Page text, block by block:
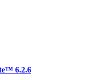
6.2.6